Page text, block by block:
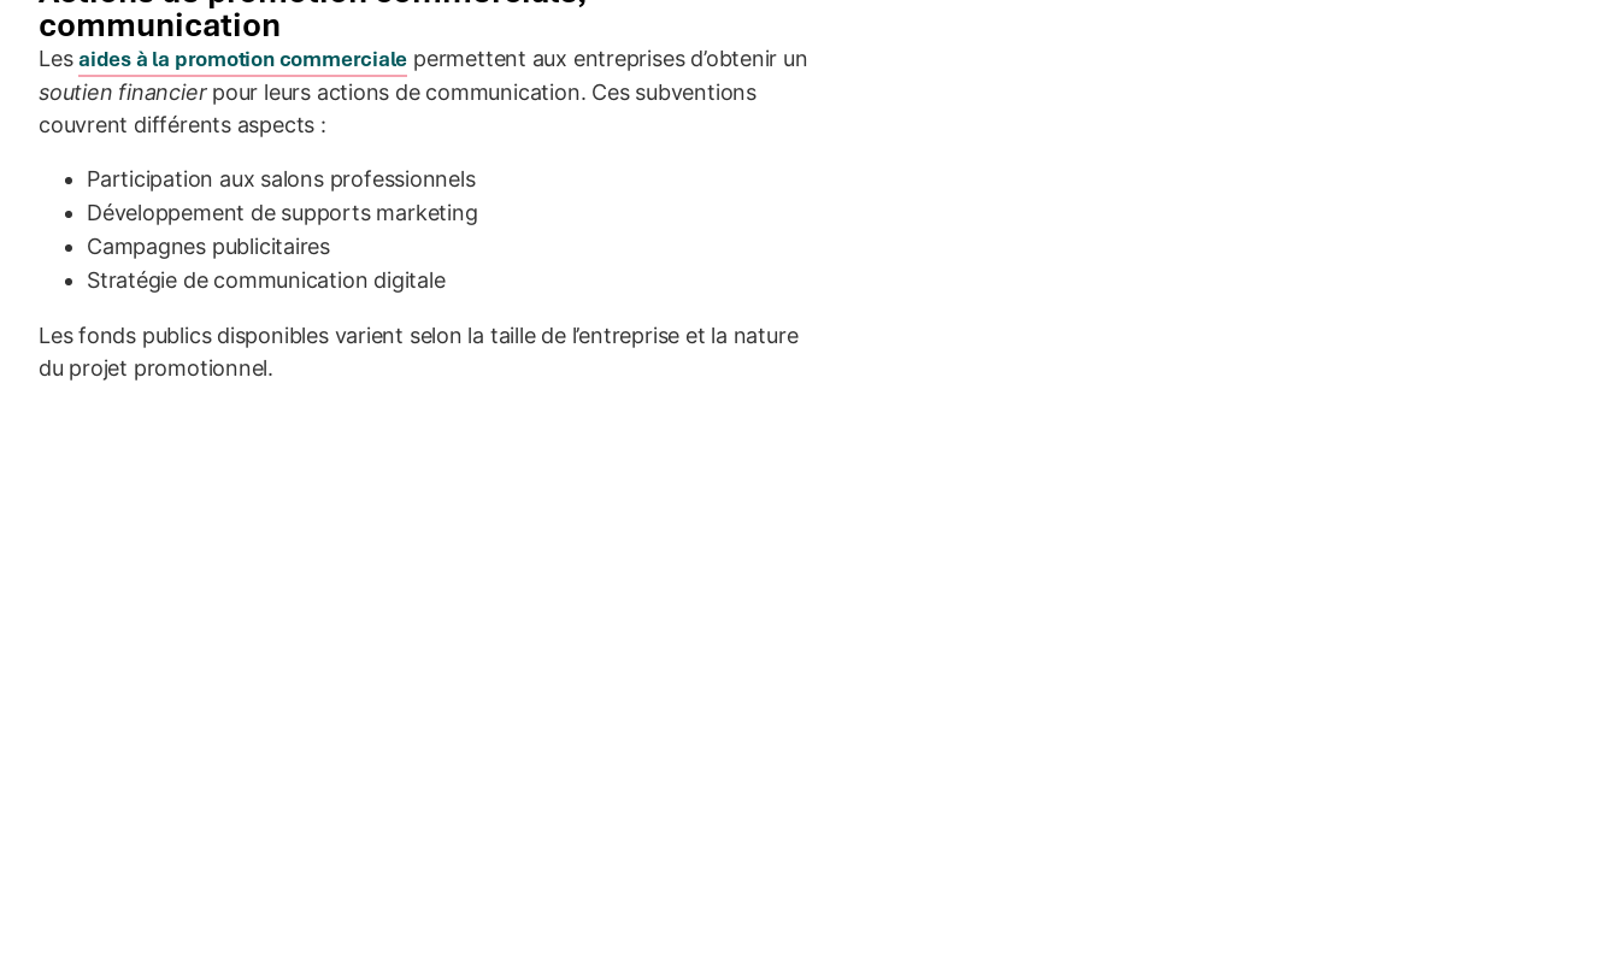
communication
Lesaides à la promotion commerciale permettent aux entreprises d’obtenir un
soutien financierpour leurs actions de communication. Ces subventions
couvrent différents aspects :
Participation aux salons professionnels
Développement de supports marketing
Campagnes publicitaires
Stratégie de communication digitale
Les fonds publics disponibles varient selon la taille de l’entreprise et la nature
du projet promotionnel.